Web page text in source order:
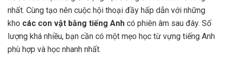
nhất. Cùng tạo nên cuộc hội thoại đầy hấp dẫn với những
kho các con vật bằng tiếng Anh có phiên âm sau đây. Số
lượng khá nhiều, bạn cần có một mẹo học từ vựng tiếng Anh
phù hợp và học nhanh nhất.